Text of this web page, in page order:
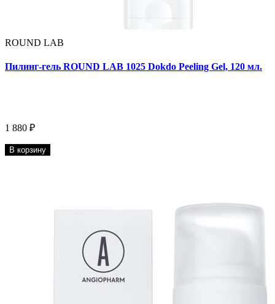
ROUND LAB
Пилинг-гель ROUND LAB 1025 Dokdo Peeling Gel, 120 мл.
1 880 ₽
В корзину